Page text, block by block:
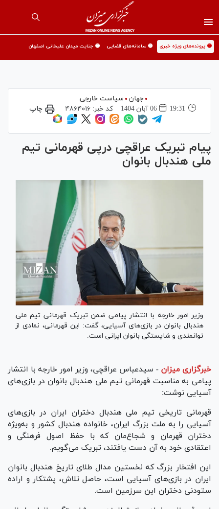
🟡 پرونده‌های ویژه خبری 🟡 سامانه‌های قضایی 🟡 جنایت میدان علیخانی اصفهان
جهان
سیاست خارجی
19:31
06 آبان 1404 کد خبر:۴۸۶۴۰۱۶ چاپ
پیام تبریک عراقچی درپی قهرمانی تیم
ملی هندبال بانوان
وزیر امور خارجه با انتشار پیامی ضمن تبریک قهرمانی تیم ملی
هندبال بانوان در بازی‌های آسیایی، گفت: این قهرمانی، نمادی از
توانمندی و شایستگی بانوان ایرانی است.
خبرگزاری میزان - سیدعباس عراقچی، وزیر امور خارجه با انتشار
پیامی به مناسبت قهرمانی تیم ملی هندبال بانوان در بازی‌های
آسیایی نوشت:
قهرمانی تاریخی تیم ملی هندبال دختران ایران در بازی‌های
آسیایی را به ملت بزرگ ایران، خانواده هندبال کشور و به‌ویژه
دختران قهرمان و شجاع‌مان که با حفظ اصول فرهنگی و
اعتقادی خود به آن دست یافتند، تبریک می‌گویم.
این افتخار بزرگ که نخستین مدال طلای تاریخ هندبال بانوان
ایران در بازی‌های آسیایی است، حاصل تلاش، پشتکار و اراده
ستودنی دختران این سرزمین است.